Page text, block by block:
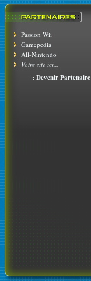
Passion Wii
Gamepedia
All-Nintendo
Votre site ici...
:: Devenir Partenaire